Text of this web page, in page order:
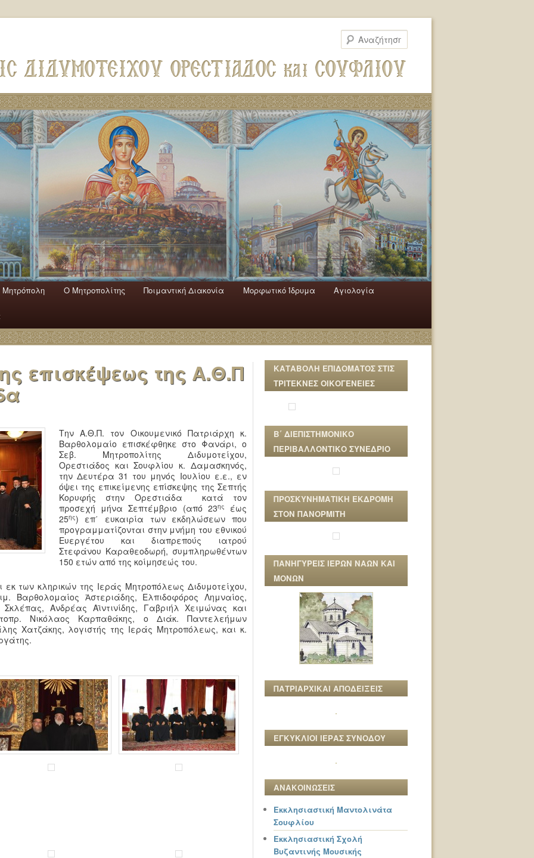
Mητρόπολη Ο Mητροπολίτης Ποιμαντική Διακονία Μορφωτικό Ίδρυμα Αγιολογία
επισκέψεως της Α.Θ.Π
Την Α.Θ.Π. τον Οικουμενικό Πατριάρχη κ.
Βαρθολομαίο επισκέφθηκε στο Φανάρι, ο
Σεβ. Μητροπολίτης Διδυμοτείχου,
Ορεστιάδος και Σουφλίου κ. Δαμασκηνός,
την Δευτέρα 31 του μηνός Ιουλίου ε.ε., εν
όψει της επικείμενης επίσκεψης της Σεπτής
Κορυφής στην Ορεστιάδα κατά τον
προσεχή μήνα Σεπτέμβριο (από 23ης
έως
25ης) επ΄ ευκαιρία των εκδηλώσεων που
προγραμματίζονται στην μνήμη του εθνικού
Ευεργέτου και διαπρεπούς ιατρού
Στεφάνου Καραθεοδωρή, συμπληρωθέντων
150 ετών από της κοίμησεώς του.
των κληρικών της Ιεράς Μητροπόλεως Διδυμοτείχου,
Βαρθολομαίος Ἀστεριάδης, Ελπιδοφόρος Λημναίος,
Σκλέπας, Ανδρέας Αϊντινίδης, Γαβριήλ Χειμώνας και
Νικόλαος Καρπαθάκης, ο Διάκ. Παντελεήμων
Χατζάκης, λογιστής της Ιεράς Μητροπόλεως, και κ.
ΚΑΤΑΒΟΛΗ ΕΠΙΔΟΜΑΤΟΣ ΣΤΙΣ
ΤΡΙΤΕΚΝΕΣ ΟΙΚΟΓΕΝΕΙΕΣ
Β΄ ΔΙΕΠΙΣΤΗΜΟΝΙΚΟ
ΠΕΡΙΒΑΛΛΟΝΤΙΚΟ ΣΥΝΕΔΡΙΟ
ΠΡΟΣΚΥΝΗΜΑΤΙΚΗ ΕΚΔΡΟΜΗ
ΣΤΟΝ ΠΑΝΟΡΜΙΤΗ
ΠΑΝΗΓΥΡΕΙΣ ΙΕΡΩΝ ΝΑΩΝ ΚΑΙ
ΜΟΝΩΝ
ΠΑΤΡΙΑΡΧΙΚΑΙ ΑΠΟΔΕΙΞΕΙΣ
ΕΓΚΥΚΛΙΟΙ ΙΕΡΑΣ ΣΥΝΟΔΟΥ
ΑΝΑΚΟΙΝΩΣΕΙΣ
Εκκλησιαστική Μαντολινάτα
Σουφλίου
Εκκλησιαστική Σχολή
Βυζαντινής Μουσικής